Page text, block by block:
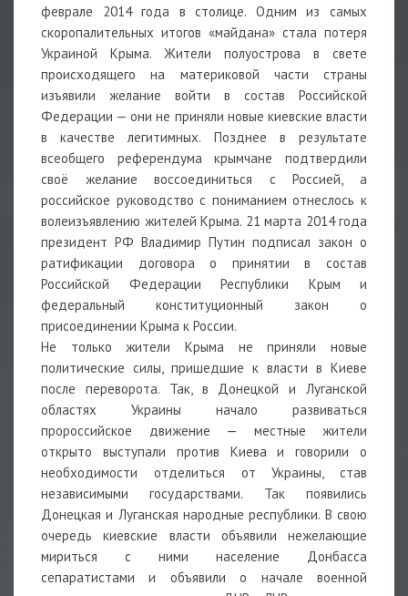
феврале 2014 года в столице. Одним из самых
скоропалительных итогов «майдана» стала потеря
Украиной Крыма. Жители полуострова в свете
происходящего на материковой части страны
изъявили желание войти в состав Российской
Федерации — они не приняли новые киевские власти
в качестве легитимных. Позднее в результате
всеобщего референдума крымчане подтвердили
своё желание воссоединиться с Россией, а
российское руководство с пониманием отнеслось к
волеизъявлению жителей Крыма. 21 марта 2014 года
президент РФ Владимир Путин подписал закон о
ратификации договора о принятии в состав
Российской Федерации Республики Крым и
федеральный конституционный закон о
присоединении Крыма к России.
Не только жители Крыма не приняли новые
политические силы, пришедшие к власти в Киеве
после переворота. Так, в Донецкой и Луганской
областях Украины начало развиваться
пророссийское движение — местные жители
открыто выступали против Киева и говорили о
необходимости отделиться от Украины, став
независимыми государствами. Так появились
Донецкая и Луганская народные республики. В свою
очередь киевские власти объявили нежелающие
мириться с ними население Донбасса
сепаратистами и объявили о начале военной